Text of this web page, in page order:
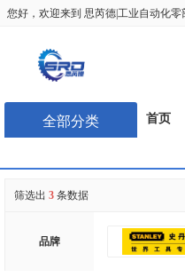
您好，欢迎来到 思芮德|工业自动化零
全部分类 首页
筛选出 3 条数据
品牌